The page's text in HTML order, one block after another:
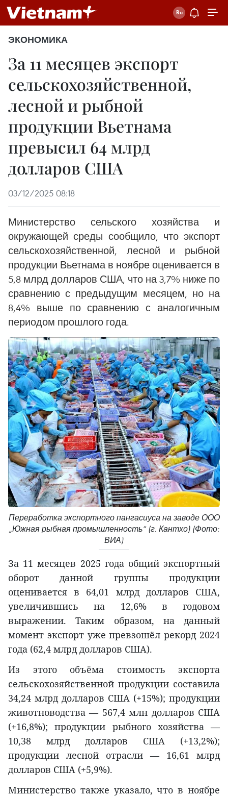
ЭКОНОМИКА
За 11 месяцев экспорт
сельскохозяйственной,
лесной и рыбной
продукции Вьетнама
превысил 64 млрд
долларов США
03/12/2025 08:18
Министерство сельского хозяйства и
окружающей среды сообщило, что экспорт
сельскохозяйственной, лесной и рыбной
продукции Вьетнама в ноябре оценивается в
5,8 млрд долларов США, что на 3,7% ниже по
сравнению с предыдущим месяцем, но на
8,4% выше по сравнению с аналогичным
периодом прошлого года.
Переработка экспортного пангасиуса на заводе ООО
„Южная рыбная промышленность“ (г. Кантхо) (Фото:
ВИА)
За 11 месяцев 2025 года общий экспортный
оборот данной группы продукции
оценивается в 64,01 млрд долларов США,
увеличившись на 12,6% в годовом
выражении. Таким образом, на данный
момент экспорт уже превзошёл рекорд 2024
года (62,4 млрд долларов США).
Из этого объёма стоимость экспорта
сельскохозяйственной продукции составила
34,24 млрд долларов США (+15%); продукции
животноводства — 567,4 млн долларов США
(+16,8%); продукции рыбного хозяйства —
10,38 млрд долларов США (+13,2%);
продукции лесной отрасли — 16,61 млрд
долларов США (+5,9%).
Министерство также указало, что в ноябре